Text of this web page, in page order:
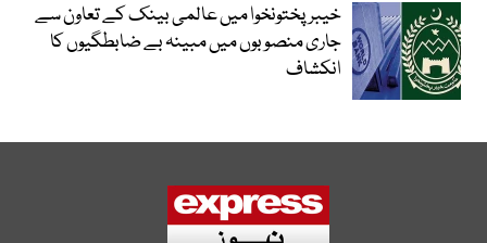
خیبرپختونخوا میں عالمی بینک کے تعاون سے
جاری منصوبوں میں مبینہ بے ضابطگیوں کا
انکشاف